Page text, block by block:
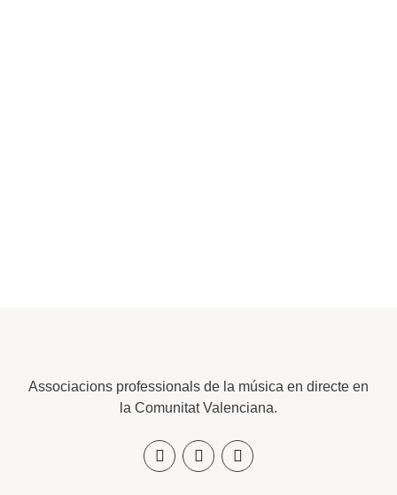
Associacions professionals de la música en directe en
la Comunitat Valenciana.